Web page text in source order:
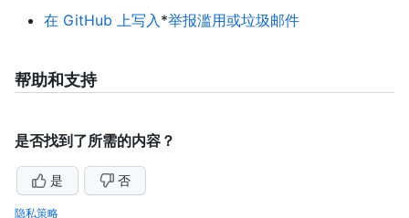
在 GitHub 上写入*举报滥用或垃圾邮件
帮助和支持
是否找到了所需的内容？
是 否
隐私策略